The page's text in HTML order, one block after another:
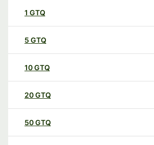
1 GTQ
5 GTQ
10GTQ
20GTQ
50GTQ